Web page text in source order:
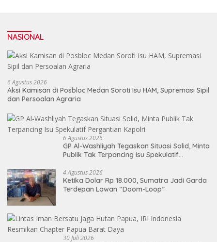
NASIONAL
6 Agustus 2026
Aksi Kamisan di Posbloc Medan Soroti Isu HAM, Supremasi Sipil
dan Persoalan Agraria
6 Agustus 2026
GP Al-Washliyah Tegaskan Situasi Solid, Minta
Publik Tak Terpancing Isu Spekulatif
4 Agustus 2026
Ketika Dolar Rp 18.000, Sumatra Jadi Garda
Terdepan Lawan “Doom-Loop”
30 Juli 2026